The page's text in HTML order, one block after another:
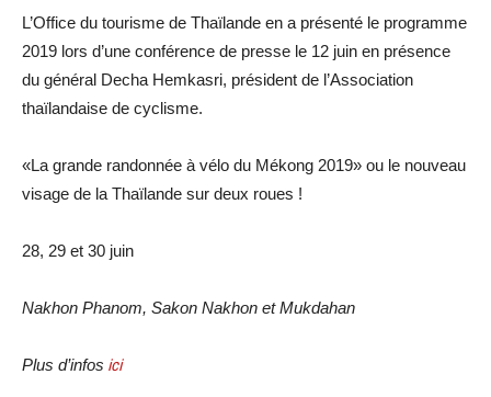
L’Office du tourisme de Thaïlande en a présenté le programme
2019 lors d’une conférence de presse le 12 juin en présence
du général Decha Hemkasri, président de l’Association
thaïlandaise de cyclisme.
«La grande randonnée à vélo du Mékong 2019» ou le nouveau
visage de la Thaïlande sur deux roues !
28, 29 et 30 juin
Nakhon Phanom, Sakon Nakhon et Mukdahan
Plus d’infos ici